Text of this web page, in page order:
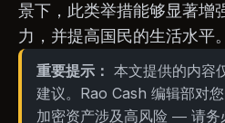
景下，此类举措能够显著增
力，并提高国民的生活水平。
重要提示： 本文提供的内容
建议。Rao Cash 编辑部对您
加密资产涉及高风险 — 请务